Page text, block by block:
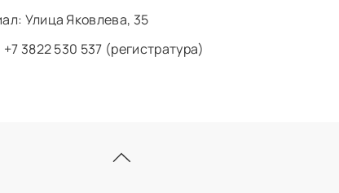
​Улица Яковлева, 35
3822 530 537 (регистратура)